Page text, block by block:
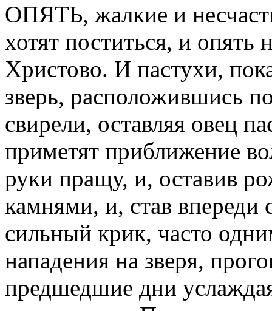
ОПЯТЬ, жалкие и
хотят поститься, и опять
Христово. И пастухи,
зверь, расположившись
свирели, оставляя овец
приметят приближение
руки пращу, и, оставив
камнями, и, став впереди
сильный крик, часто
нападения на зверя,
предшедшие дни